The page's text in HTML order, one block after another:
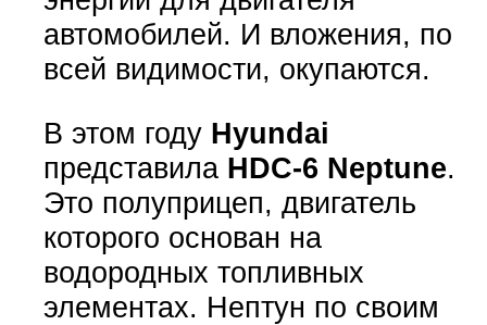
автомобилей. И вложения, по
всей видимости, окупаются.
В этом году Hyundai
представила HDC-6 Neptune.
Это полуприцеп, двигатель
которого основан на
водородных топливных
элементах. Нептун по своим